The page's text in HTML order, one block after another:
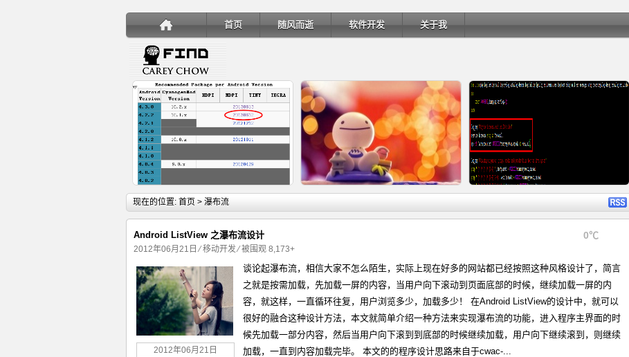
首页 随风而逝 软件开发 关于我
详细内容
手机安装账户同步服务
详细内容
Ubuntu 制作一键安装盘（四）
详细内容
Ubuntu 制作一键安装盘（三）
现在的位置: 首页 > 瀑布流
0℃
Android ListView 之瀑布流设计
2012年06月21日 ⁄移动开发⁄ 被围观 8,173+
2012年06月21日
谈论起瀑布流，相信大家不怎么陌生，实际上现在好多的网站都已经按照这种风格设计了，简言
之就是按需加载，先加载一屏的内容，当用户向下滚动到页面底部的时候，继续加载一屏的内
容，就这样，一直循环往复，用户浏览多少，加载多少！ 在Android ListView的设计中，就可以
很好的融合这种设计方法，本文就简单介绍一种方法来实现瀑布流的功能，进入程序主界面的时
候先加载一部分内容，然后当用户向下滚到到底部的时候继续加载，用户向下继续滚到，则继续
加载，一直到内容加载完毕。 本文的的程序设计思路来自于cwac-...